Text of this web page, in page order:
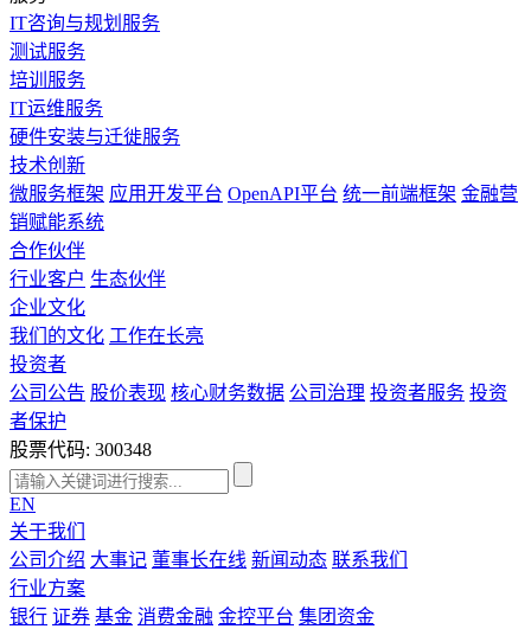
IT咨询与规划服务
测试服务
培训服务
IT运维服务
硬件安装与迁徙服务
技术创新
微服务框架 应用开发平台 OpenAPI平台 统一前端框架 金融营
销赋能系统
合作伙伴
行业客户 生态伙伴
企业文化
我们的文化 工作在长亮
投资者
公司公告 股价表现 核心财务数据 公司治理 投资者服务 投资
者保护
股票代码: 300348
EN
关于我们
公司介绍 大事记 董事长在线 新闻动态 联系我们
行业方案
银行 证券 基金 消费金融 金控平台 集团资金